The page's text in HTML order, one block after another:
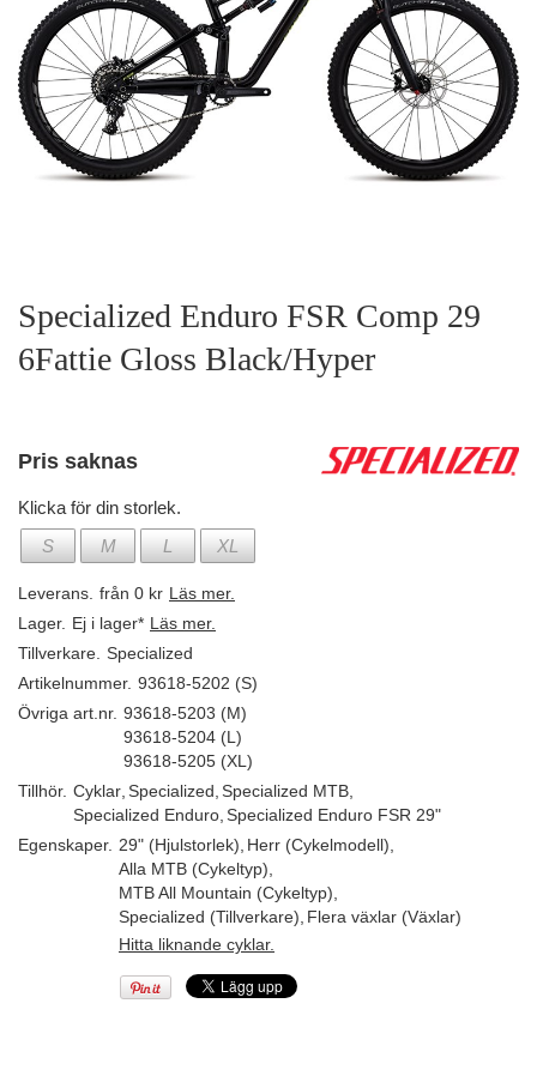
Specialized Enduro FSR Comp 29
6Fattie Gloss Black/Hyper
Pris saknas
Klicka för din storlek.
S
M L XL
Leverans. från 0 kr Läs mer.
Lager. Ej i lager* Läs mer.
Tillverkare. Specialized
Artikelnummer. 93618-5202 (S)
Övriga art.nr. 93618-5203 (M)
93618-5204 (L)
93618-5205 (XL)
Tillhör. Cyklar Specialized Specialized MTB
Specialized Enduro Specialized Enduro FSR 29"
Egenskaper. 29" (Hjulstorlek) Herr (Cykelmodell)
Alla MTB (Cykeltyp)
MTB All Mountain (Cykeltyp)
Specialized (Tillverkare) Flera växlar (Växlar)
Hitta liknande cyklar.